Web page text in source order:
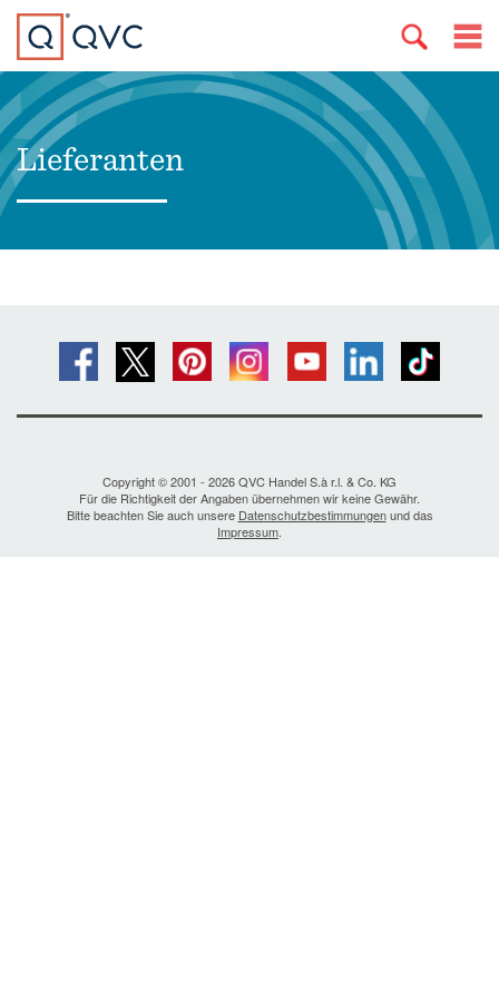
Lieferanten
Copyright © 2001 - 2026 QVC Handel S.à r.l. & Co. KG
Für die Richtigkeit der Angaben übernehmen wir keine Gewähr.
Bitte beachten Sie auch unsere Datenschutzbestimmungenund das
Impressum.